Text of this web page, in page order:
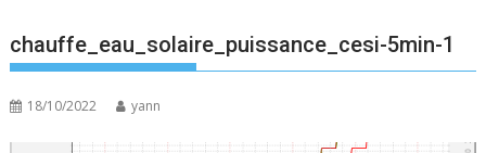
chauffe_eau_solaire_puissance_cesi-5min-1
18/10/2022 yann